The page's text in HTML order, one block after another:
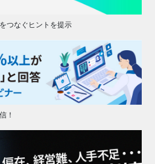
つなぐヒントを提示
！